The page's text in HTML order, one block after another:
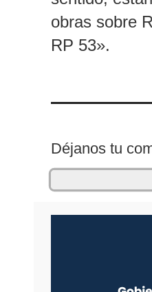
obras sobre
RP 53».
Déjanos tu